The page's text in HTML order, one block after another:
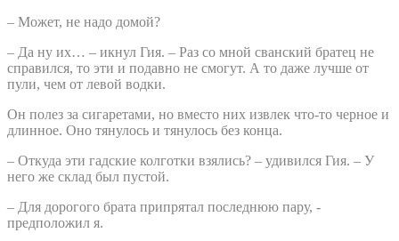
– Может, не надо домой?
– Да ну их… – икнул Гия. – Раз со мной сванский братец не
справился, то эти и подавно не смогут. А то даже лучше от
пули, чем от левой водки.
Он полез за сигаретами, но вместо них извлек что-то черное и
длинное. Оно тянулось и тянулось без конца.
– Откуда эти гадские колготки взялись? – удивился Гия. – У
него же склад был пустой.
– Для дорогого брата припрятал последнюю пару, -
предположил я.